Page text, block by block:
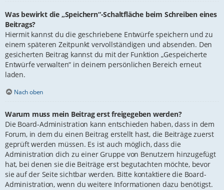
Was bewirkt die „Speichern“-Schaltfläche beim Schreiben eines
Beitrags?
Hiermit kannst du die geschriebene Entwürfe speichern und zu
einem späteren Zeitpunkt vervollständigen und absenden. Den
gesicherten Beitrag kannst du mit der Funktion „Gespeicherte
Entwürfe verwalten“ in deinem persönlichen Bereich erneut
laden.
Nach oben
Warum muss mein Beitrag erst freigegeben werden?
Die Board-Administration kann entschieden haben, dass in dem
Forum, in dem du einen Beitrag erstellt hast, die Beiträge zuerst
geprüft werden müssen. Es ist auch möglich, dass die
Administration dich zu einer Gruppe von Benutzern hinzugefügt
hat, bei denen sie die Beiträge erst begutachten möchte, bevor
sie auf der Seite sichtbar werden. Bitte kontaktiere die Board-
Administration, wenn du weitere Informationen dazu benötigst.